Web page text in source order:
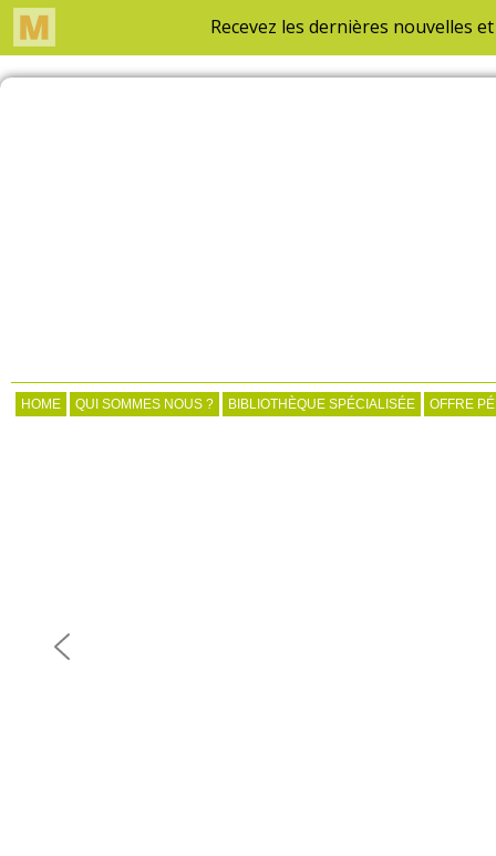
HOME QUI SOMMES NOUS ? BIBLIOTHÈQUE SPÉCIALISÉE OFFRE